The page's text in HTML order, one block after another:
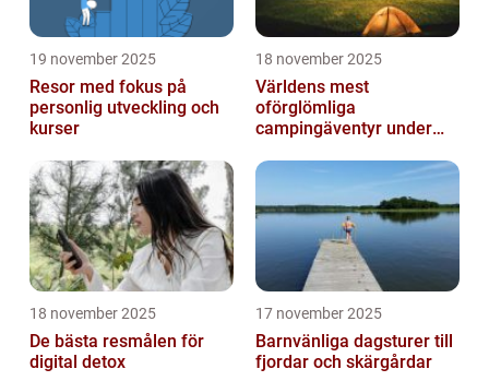
19 november 2025
Resor med fokus på
personlig utveckling och
kurser
18 november 2025
Världens mest
oförglömliga
campingäventyr under
18 november 2025
De bästa resmålen för
digital detox
17 november 2025
Barnvänliga dagsturer till
fjordar och skärgårdar